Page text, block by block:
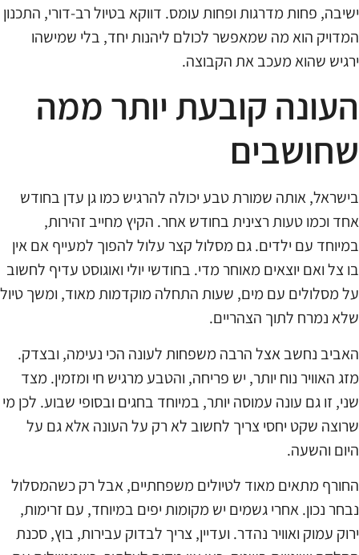
ישיבה, פחות מדרגות ופחות עומס. דווקא בטיול רב-דורי, התכנון
המדויק הוא מה שמאפשר לכולם ליהנות יחד, בלי שמישהו
ירגיש שהוא מעכב את הקבוצה.
העונה קובעת יותר ממה
שחושבים
בישראל, אותה שמורת טבע יכולה להרגיש כמו גן עדן בחודש
אחד וכמו טעות רצינית בחודש אחר. הקיץ מחייב זהירות,
במיוחד עם ילדים. גם מסלול קצר עלול להפוך למעייף אם אין
בו צל ואם יוצאים מאוחר מדי. בחודשי יולי ואוגוסט עדיף לחשוב
על מסלולים עם מים, שעות התחלה מוקדמות מאוד, ומשך טיול
שלא נמרח לתוך הצהריים.
האביב נחשב אצל הרבה משפחות לעונה הכי נעימה, ובצדק.
מזג האוויר נוח יותר, יש פריחה, והטבע מרגיש חי ומזמין. מצד
שני, זו גם עונה עמוסה יותר, במיוחד בחגים ובסופי שבוע. לכן מי
שרוצה שקט יחסי צריך לחשוב לא רק על העונה אלא גם על
היום והשעה.
החורף מתאים מאוד לטיולים משפחתיים, אבל רק כשהמסלול
נבחר נכון. אחרי גשמים יש מקומות יפים במיוחד, עם זרימות,
ירוק עמוק ואוויר נהדר. ועדיין, צריך לבדוק עבירות, בוץ, סכנת